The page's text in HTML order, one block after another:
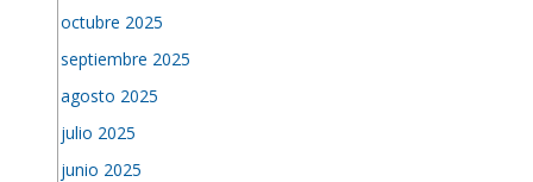
octubre 2025
septiembre 2025
agosto 2025
julio 2025
junio 2025